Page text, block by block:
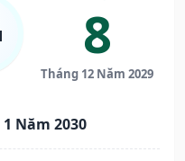
8
Tháng 12 Năm 2029
Năm 2030